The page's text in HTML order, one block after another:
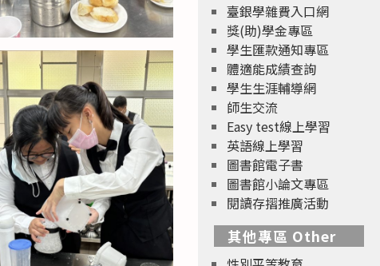
臺銀學雜費入口網
獎(助)學金專區
學生匯款通知專區
體適能成績查詢
學生生涯輔導網
師生交流
Easy test線上學習
英語線上學習
圖書館電子書
圖書館小論文專區
閱讀存摺推廣活動
其他專區 Other